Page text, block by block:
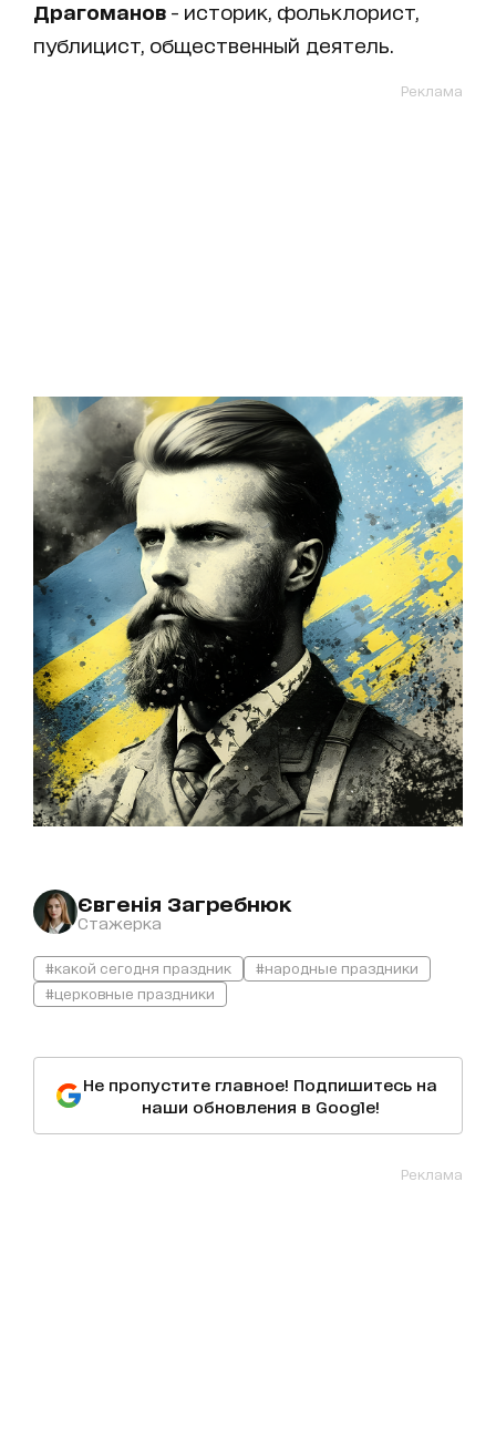
Драгоманов - историк, фольклорист,
публицист, общественный деятель.
Реклама
Євгенія Загребнюк
Стажерка
#какой сегодня праздник
#народные праздники
#церковные праздники
Не пропустите главное! Подпишитесь на
наши обновления в Google!
Реклама